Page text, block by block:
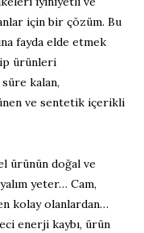
için bir çözüm. Bu
fayda elde etmek
ürünleri
kalan,
ve sentetik içerikli
ürünün doğal ve
yeter… Cam,
kolay olanlardan…
enerji kaybı, ürün